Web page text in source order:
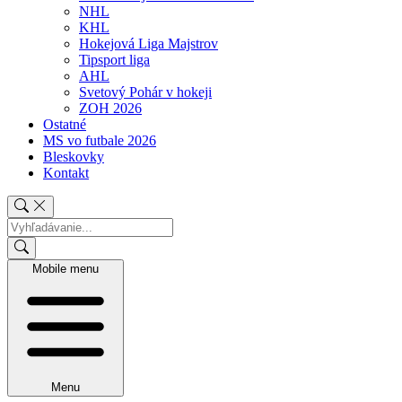
NHL
KHL
Hokejová Liga Majstrov
Tipsport liga
AHL
Svetový Pohár v hokeji
ZOH 2026
Ostatné
MS vo futbale 2026
Bleskovky
Kontakt
Mobile menu
Menu